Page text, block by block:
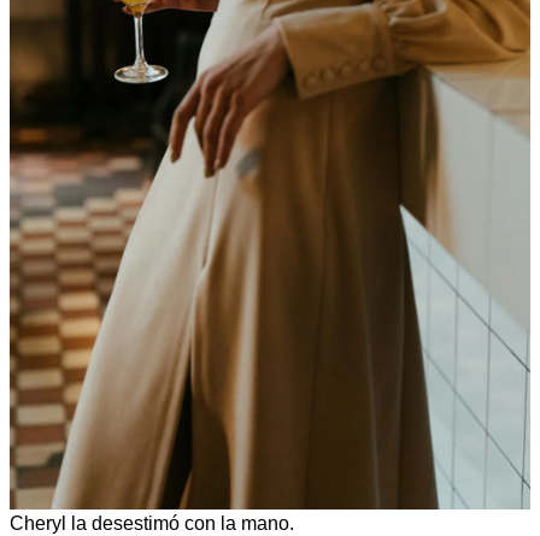
Cheryl la desestimó con la mano.